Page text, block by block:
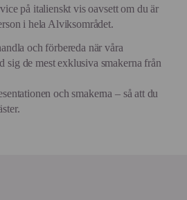
på italienskt vis oavsett om du är
i hela Alviksområdet.
och förbereda när våra
sig de mest exklusiva smakerna från
och smakerna – så att du